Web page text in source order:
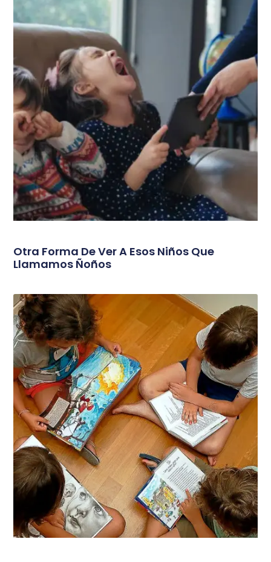
Otra Forma De Ver A Esos Niños Que
Llamamos Ñoños